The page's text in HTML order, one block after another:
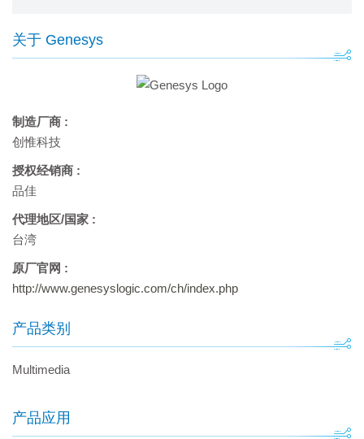
关于 Genesys
制造厂商 :
创惟科技
授权经销商 :
品佳
代理地区/国家 :
台湾
原厂官网 :
http://www.genesyslogic.com/ch/index.php
产品类别
Multimedia
产品应用